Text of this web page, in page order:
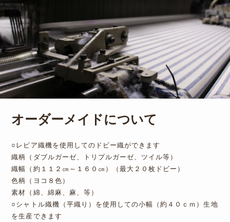
オーダーメイドについて
○レピア織機を使用してのドビー織ができます
織柄（ダブルガーゼ、トリプルガーゼ、ツイル等）
織幅（約１１２㎝～１６０㎝）（最大２０枚ドビー）
色柄（ヨコ８色）
素材（綿、綿麻、麻、等）
○シャトル織機（平織り）を使用しての小幅（約４０ｃｍ）生地
を生産できます